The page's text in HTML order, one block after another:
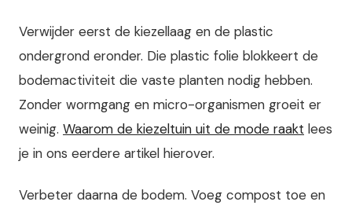
Verwijder eerst de kiezellaag en de plastic
ondergrond eronder. Die plastic folie blokkeert de
bodemactiviteit die vaste planten nodig hebben.
Zonder wormgang en micro-organismen groeit er
weinig. Waarom de kiezeltuin uit de mode raakt lees
je in ons eerdere artikel hierover.
Verbeter daarna de bodem. Voeg compost toe en